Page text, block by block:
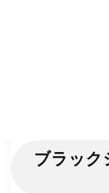
ブラッ